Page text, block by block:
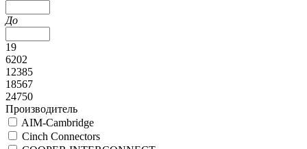
До
19
6202
12385
18567
24750
Производитель
AIM-Cambridge
Cinch Connectors